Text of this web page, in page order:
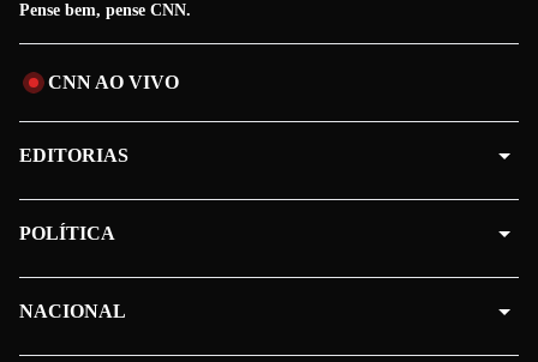
Pense bem, pense CNN.
CNN AO VIVO
EDITORIAS
POLÍTICA
NACIONAL